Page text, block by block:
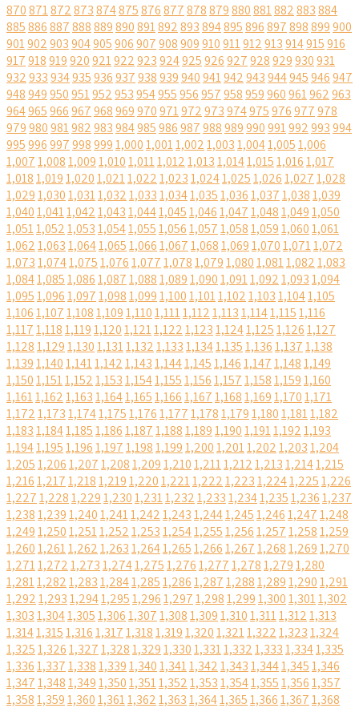
870871872873874875876877878879880881882883884
885886887888889890891892893894895896897898899900
901902903904905906907908909910911912913914915916
917918919920921922923924925926927928929930931
932933934935936937938939940941942943944945946947
948949950951952953954955956957958959960961962963
964965966967968969970971972973974975976977978
979980981982983984985986987988989990991992993994
9959969979989991,0001,0011,0021,0031,0041,0051,006
1,0071,0081,0091,0101,0111,0121,0131,0141,0151,0161,017
1,0181,0191,0201,0211,0221,0231,0241,0251,0261,0271,028
1,0291,0301,0311,0321,0331,0341,0351,0361,0371,0381,039
1,0401,0411,0421,0431,0441,0451,0461,0471,0481,0491,050
1,0511,0521,0531,0541,0551,0561,0571,0581,0591,0601,061
1,0621,0631,0641,0651,0661,0671,0681,0691,0701,0711,072
1,0731,0741,0751,0761,0771,0781,0791,0801,0811,0821,083
1,0841,0851,0861,0871,0881,0891,0901,0911,0921,0931,094
1,0951,0961,0971,0981,0991,1001,1011,1021,1031,1041,105
1,1061,1071,1081,1091,1101,1111,1121,1131,1141,1151,116
1,1171,1181,1191,1201,1211,1221,1231,1241,1251,1261,127
1,1281,1291,1301,1311,1321,1331,1341,1351,1361,1371,138
1,1391,1401,1411,1421,1431,1441,1451,1461,1471,1481,149
1,1501,1511,1521,1531,1541,1551,1561,1571,1581,1591,160
1,1611,1621,1631,1641,1651,1661,1671,1681,1691,1701,171
1,1721,1731,1741,1751,1761,1771,1781,1791,1801,1811,182
1,1831,1841,1851,1861,1871,1881,1891,1901,1911,1921,193
1,1941,1951,1961,1971,1981,1991,2001,2011,2021,2031,204
1,2051,2061,2071,2081,2091,2101,2111,2121,2131,2141,215
1,2161,2171,2181,2191,2201,2211,2221,2231,2241,2251,226
1,2271,2281,2291,2301,2311,2321,2331,2341,2351,2361,237
1,2381,2391,2401,2411,2421,2431,2441,2451,2461,2471,248
1,2491,2501,2511,2521,2531,2541,2551,2561,2571,2581,259
1,2601,2611,2621,2631,2641,2651,2661,2671,2681,2691,270
1,2711,2721,2731,2741,2751,2761,2771,2781,2791,280
1,2811,2821,2831,2841,2851,2861,2871,2881,2891,2901,291
1,2921,2931,2941,2951,2961,2971,2981,2991,3001,3011,302
1,3031,3041,3051,3061,3071,3081,3091,3101,3111,3121,313
1,3141,3151,3161,3171,3181,3191,3201,3211,3221,3231,324
1,3251,3261,3271,3281,3291,3301,3311,3321,3331,3341,335
1,3361,3371,3381,3391,3401,3411,3421,3431,3441,3451,346
1,3471,3481,3491,3501,3511,3521,3531,3541,3551,3561,357
1,3581,3591,3601,3611,3621,3631,3641,3651,3661,3671,368